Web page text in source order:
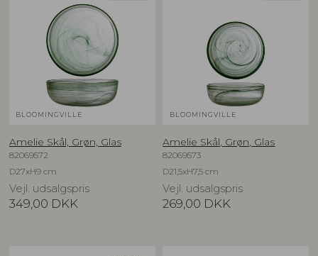
BLOOMINGVILLE
Amelie Skål, Grøn, Glas
82069572
D27xH9 cm
Vejl. udsalgspris
349,00 DKK
BLOOMINGVILLE
Amelie Skål, Grøn, Glas
82069573
D21,5xH7,5 cm
Vejl. udsalgspris
269,00 DKK